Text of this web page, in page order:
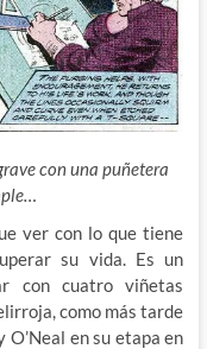
con una puñetera
ver con lo que tiene
su vida. Es un
con cuatro viñetas
como más tarde
en su etapa en